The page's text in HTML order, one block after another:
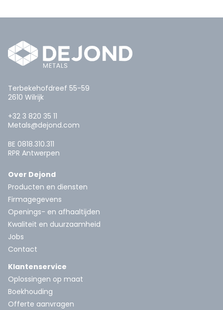
Terbekehofdreef 55-59
2610 Wilrijk
+32 3 820 35 11
Metals@dejond.com
BE 0818.310.311
RPR Antwerpen
Over Dejond
Producten en diensten
Firmagegevens
Openings- en afhaaltijden
Kwaliteit en duurzaamheid
Jobs
Contact
Klantenservice
Oplossingen op maat
Boekhouding
Offerte aanvragen